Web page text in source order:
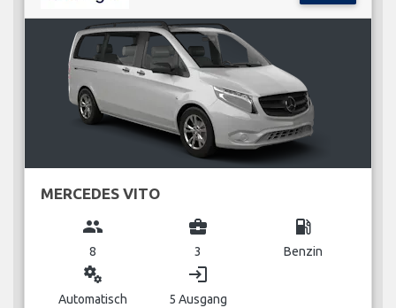
MERCEDES VITO
group
8
business_center
3
local_gas_station
Benzin
miscellaneous_services
Automatisch
login
5 Ausgang